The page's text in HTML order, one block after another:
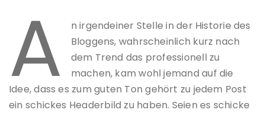
A
n irgendeiner Stelle in der Historie des
Bloggens, wahrscheinlich kurz nach
dem Trend das professionell zu
machen, kam wohl jemand auf die
Idee, dass es zum guten Ton gehört zu jedem Post
ein schickes Headerbild zu haben. Seien es schicke